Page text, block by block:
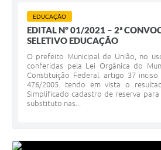
EDUCAÇÃO
EDITAL Nº 01/2021 – 2ª
SELETIVO EDUCAÇÃO
O prefeito Municipal de União, no
conferidas pela Lei Orgânica do
Constituição Federal. artigo 37 inciso
476/2005. tendo em vista o
Simplificado cadastro de reserva
substituto nas...